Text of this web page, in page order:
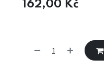
162,00 Kč